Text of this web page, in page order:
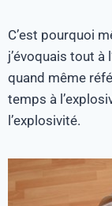
C’est pourquoi
j’évoquais tout à
quand même
temps à
l’explosivité.